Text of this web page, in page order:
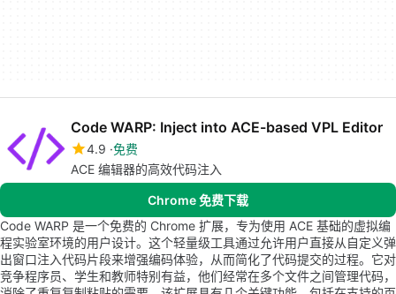
Code WARP: Inject into ACE-based VPL Editor
4.9 免费
ACE 编辑器的高效代码注入
Chrome 免费下载
Code WARP 是一个免费的 Chrome 扩展，专为使用 ACE 基础的虚拟编
程实验室环境的用户设计。这个轻量级工具通过允许用户直接从自定义弹
出窗口注入代码片段来增强编码体验，从而简化了代码提交的过程。它对
竞争程序员、学生和教师特别有益，他们经常在多个文件之间管理代码，